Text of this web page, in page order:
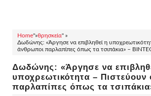
Home"»θρησκεία" »
Δωδώνης: «Άργησε να επιβληθεί η
άνθρωποι παρλαπίπες όπως τα τσιπάκια» –
Δωδώνης: «Άργησε να
υποχρεωτικότητα – Πιστεύουν
παρλαπίπες όπως τα